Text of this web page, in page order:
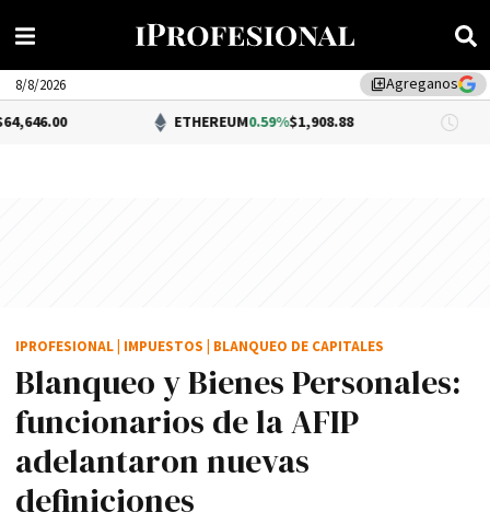
library_addAgreganos
8/8/2026
ETHEREUM 0.59%$1,908.88
Blanqueo y Bienes Personales:
funcionarios de la AFIP
adelantaron nuevas
definiciones
IPROFESIONAL IMPUESTOS BLANQUEO DE CAPITALES